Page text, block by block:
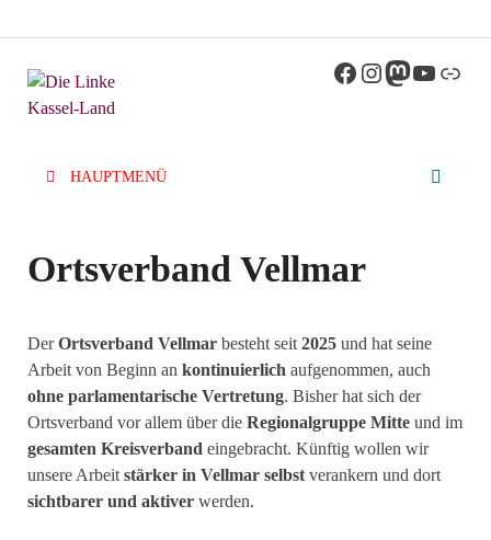
Kassel-Land
HAUPTMENÜ
Ortsverband Vellmar
DerOrtsverband Vellmar besteht seit 2025 und hat seine
Arbeit von Beginn an kontinuierlich aufgenommen, auch
ohne parlamentarische Vertretung. Bisher hat sich der
Ortsverband vor allem über die Regionalgruppe Mitte und im
gesamten Kreisverband eingebracht. Künftig wollen wir
unsere Arbeit stärker in Vellmar selbst verankern und dort
sichtbarer und aktiver werden.